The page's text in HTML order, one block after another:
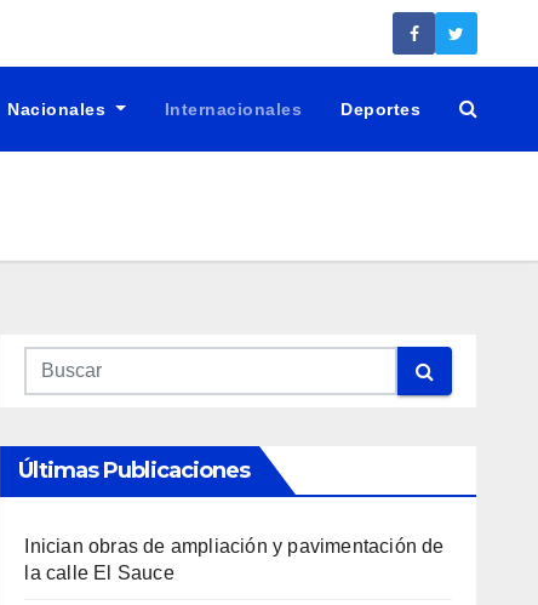
Nacionales Internacionales Deportes
Últimas Publicaciones
Inician obras de ampliación y pavimentación de
la calle El Sauce